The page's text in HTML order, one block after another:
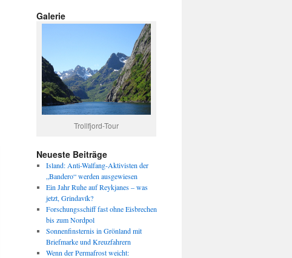
Galerie
Trollfjord-Tour
Neueste Beiträge
Island: Anti-Walfang-Aktivisten der
„Bandero“ werden ausgewiesen
Ein Jahr Ruhe auf Reykjanes – was
jetzt, Grindavík?
Forschungsschiff fast ohne Eisbrechen
bis zum Nordpol
Sonnenfinsternis in Grönland mit
Briefmarke und Kreuzfahrern
Wenn der Permafrost weicht: